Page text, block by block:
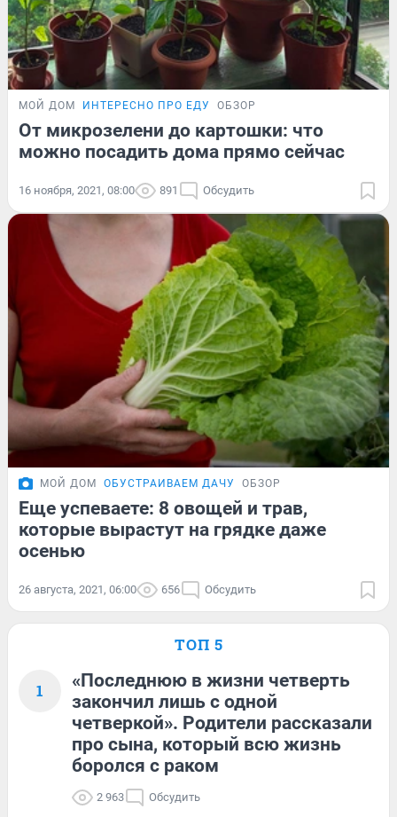
МОЙ ДОМ ИНТЕРЕСНО ПРО ЕДУ ОБЗОР
От микрозелени до картошки: что
можно посадить дома прямо сейчас
16 ноября, 2021, 08:00 891 Обсудить
МОЙ ДОМ ОБУСТРАИВАЕМ ДАЧУ ОБЗОР
Еще успеваете: 8 овощей и трав,
которые вырастут на грядке даже
осенью
26 августа, 2021, 06:00 656 Обсудить
ТОП 5
1
«Последнюю в жизни четверть
закончил лишь с одной
четверкой». Родители рассказали
про сына, который всю жизнь
боролся с раком
2 963 Обсудить